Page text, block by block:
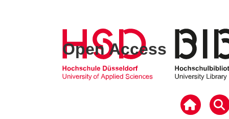
Open Access